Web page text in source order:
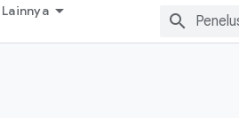
Lainnya